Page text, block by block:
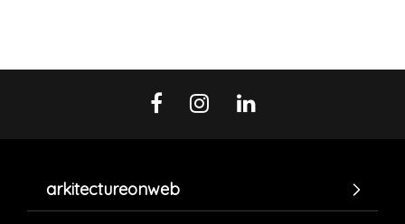
arkitectureonweb